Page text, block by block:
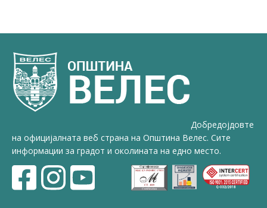
Добредојдовте
на официјалната веб страна на Општина Велес. Сите
информации за градот и околината на едно место.